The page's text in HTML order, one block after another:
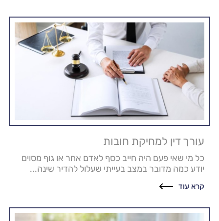
עורך דין למחיקת חובות
כל מי שאי פעם היה חייב כסף לאדם אחר או גוף מסוים
יודע כמה מדובר במצב בעייתי שעלול להדיר שינה...
קרא עוד